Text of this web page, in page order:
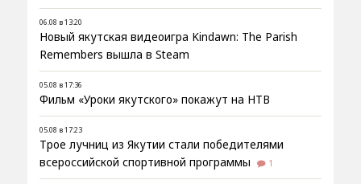
06.08 в 13:20
Новый якутская видеоигра Kindawn: The Parish
Remembers вышла в Steam
05.08 в 17:36
Фильм «Уроки якутского» покажут на НТВ
05.08 в 17:23
Трое лучниц из Якутии стали победителями
всероссийской спортивной программы
1